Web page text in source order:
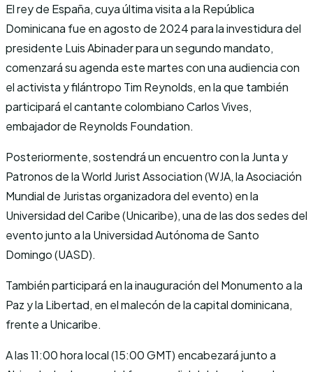
El rey de España, cuya última visita a la República
Dominicana fue en agosto de 2024 para la investidura del
presidente Luis Abinader para un segundo mandato,
comenzará su agenda este martes con una audiencia con
el activista y filántropo Tim Reynolds, en la que también
participará el cantante colombiano Carlos Vives,
embajador de Reynolds Foundation.
Posteriormente, sostendrá un encuentro con la Junta y
Patronos de la World Jurist Association (WJA, la Asociación
Mundial de Juristas organizadora del evento) en la
Universidad del Caribe (Unicaribe), una de las dos sedes del
evento junto a la Universidad Autónoma de Santo
Domingo (UASD).
También participará en la inauguración del Monumento a la
Paz y la Libertad, en el malecón de la capital dominicana,
frente a Unicaribe.
A las 11:00 hora local (15:00 GMT) encabezará junto a